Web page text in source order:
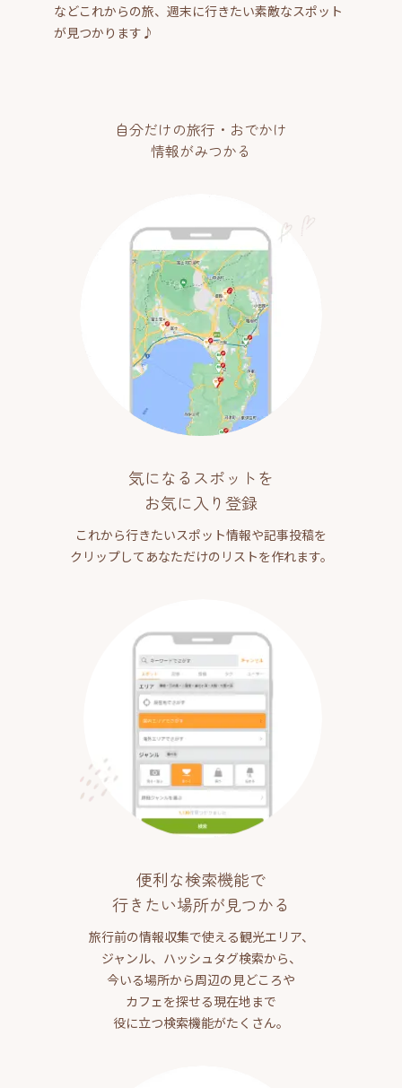
などこれからの旅、週末に行きたい素敵なスポット
が見つかります♪
自分だけの旅行・おでかけ
情報がみつかる
気になるスポットを
お気に入り登録
これから行きたいスポット情報や記事投稿を
クリップしてあなただけのリストを作れます。
便利な検索機能で
行きたい場所が見つかる
旅行前の情報収集で使える観光エリア、
ジャンル、ハッシュタグ検索から、
今いる場所から周辺の見どころや
カフェを探せる現在地まで
役に立つ検索機能がたくさん。